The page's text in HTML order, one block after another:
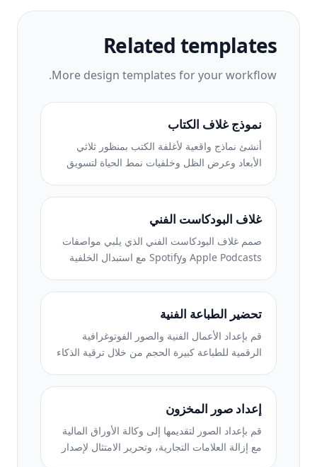
Related templates
More design templates for your workflow.
نموذج غلاف الكتاب
أنشئ نماذج واقعية لأغلفة الكتب بمنظور ثلاثي
الأبعاد وعرض الظل وخلفيات نمط الحياة لتسويق
غلاف البودكاست الفني
صمم غلاف البودكاست الفني الذي يلبي مواصفات
Apple Podcasts وSpotify مع استبدال الخلفية
للطباعة.
تحضير الطباعة الفنية
قم بإعداد الأعمال الفنية والصور الفوتوغرافية
الرقمية للطباعة كبيرة الحجم من خلال ترقية الذكاء
الدقيق للألوان وتصدير الملفات الجاهزة للطباعة.
إعداد صور المخزون
قم بإعداد الصور لتقديمها إلى وكالة الأوراق المالية
مع إزالة العلامات التجارية، وتحرير الامتثال لإصدار